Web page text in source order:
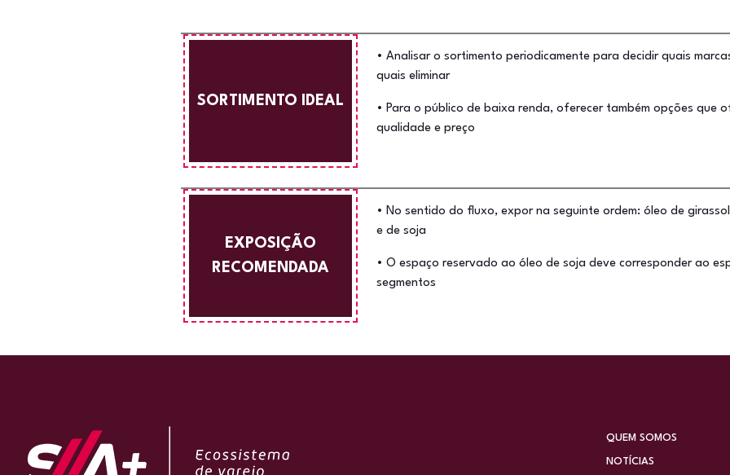
SORTIMENTO IDEAL
• Analisar o sortimento periodicamente para decidir quais
quais eliminar
• Para o público de baixa renda, oferecer também opções que
qualidade e preço
EXPOSIÇÃO
RECOMENDADA
• No sentido do fluxo, expor na seguinte ordem: óleo de
e de soja
• O espaço reservado ao óleo de soja deve corresponder ao
segmentos
QUEM SOMOS
NOTÍCIAS